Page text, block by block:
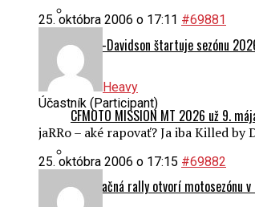
Harley-Davidson štartuje sezónu
CFMOTO MISSION MT 2026 už 9.
Orientačná rally otvorí motosezónu
25. októbra 2006 o 17:11 #69881
Heavy
Účastník (Participant)
jaRRo – aké rapovať? Ja iba Killed
25. októbra 2006 o 17:15 #69882